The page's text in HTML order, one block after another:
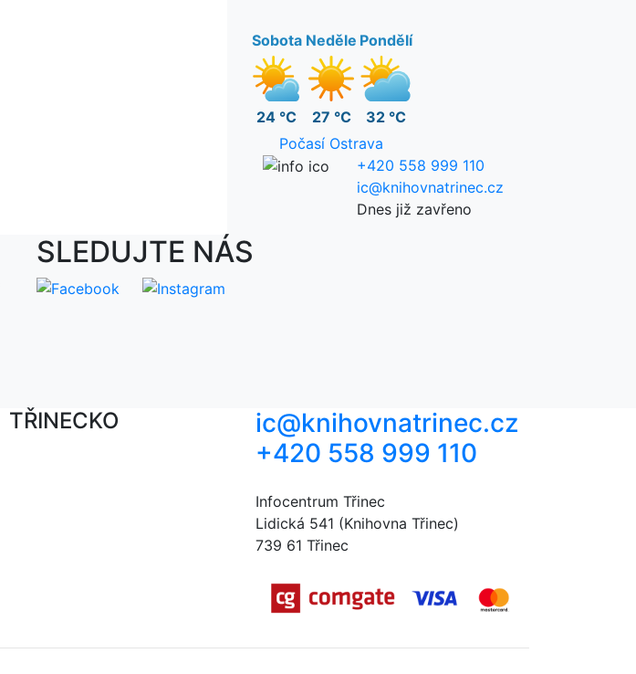
Sobota
24 °C
Neděle
27 °C
Pondělí
32 °C
Počasí Ostrava
+420 558 999 110
ic@knihovnatrinec.cz
Dnes již zavřeno
SLEDUJTE NÁS
TŘINECKO
ic@knihovnatrinec.cz
+420 558 999 110
Infocentrum Třinec
Lidická 541 (Knihovna Třinec)
739 61 Třinec